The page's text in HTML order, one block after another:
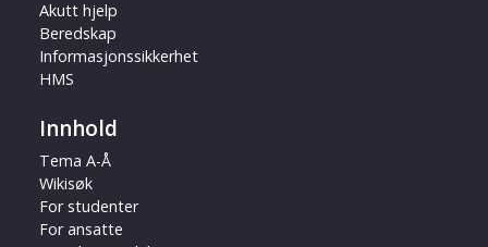
Akutt hjelp
Beredskap
Informasjonssikkerhet
HMS
Innhold
Tema A-Å
Wikisøk
For studenter
For ansatte